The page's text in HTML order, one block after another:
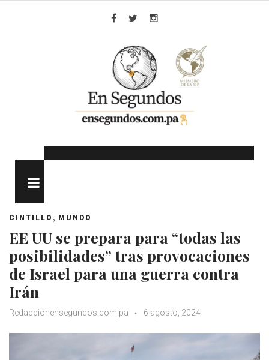
CINTILLO , MUNDO
EE UU se prepara para “todas las
posibilidades” tras provocaciones
de Israel para una guerra contra
Irán
Redacciónensegundos.com.pa 6 agosto, 2024